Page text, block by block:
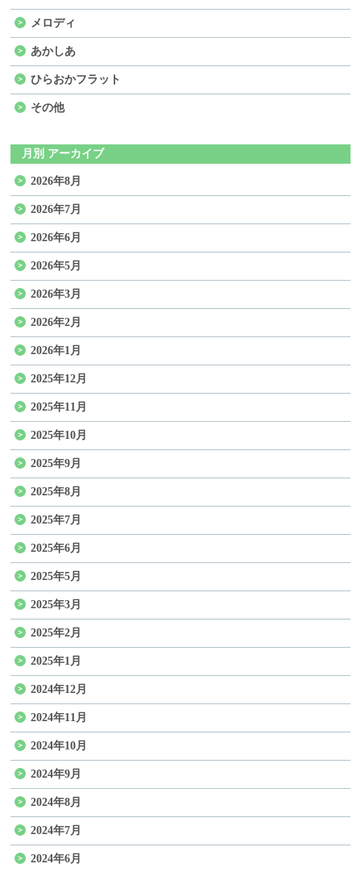
メロディ
あかしあ
ひらおかフラット
その他
月別 アーカイブ
2026年8月
2026年7月
2026年6月
2026年5月
2026年3月
2026年2月
2026年1月
2025年12月
2025年11月
2025年10月
2025年9月
2025年8月
2025年7月
2025年6月
2025年5月
2025年3月
2025年2月
2025年1月
2024年12月
2024年11月
2024年10月
2024年9月
2024年8月
2024年7月
2024年6月